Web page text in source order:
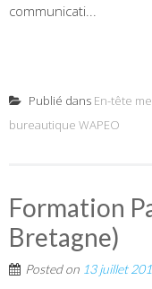
communicati...
Publié dans En-tête
bureautique WAPEO
Formation
Bretagne)
Posted on 13 juillet